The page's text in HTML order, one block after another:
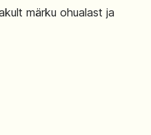
märku ohualast ja